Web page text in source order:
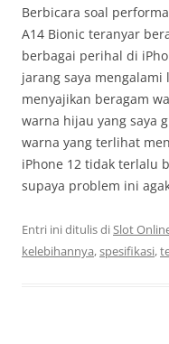
Berbicara soal
A14 Bionic teranyar
berbagai perihal di
jarang saya mengalami
menyajikan beragam
warna hijau yang saya
warna yang terlihat
iPhone 12 tidak terlalu
supaya problem ini
Entri ini ditulis diSlot
kelebihannya,spesifikasi,